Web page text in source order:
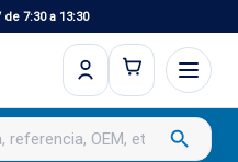
de 7:30 a 13:30
search